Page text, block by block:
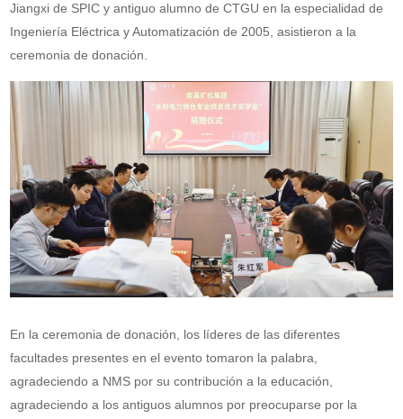
Jiangxi de SPIC y antiguo alumno de CTGU en la especialidad de
Ingeniería Eléctrica y Automatización de 2005, asistieron a la
ceremonia de donación.
En la ceremonia de donación, los líderes de las diferentes
facultades presentes en el evento tomaron la palabra,
agradeciendo a NMS por su contribución a la educación,
agradeciendo a los antiguos alumnos por preocuparse por la